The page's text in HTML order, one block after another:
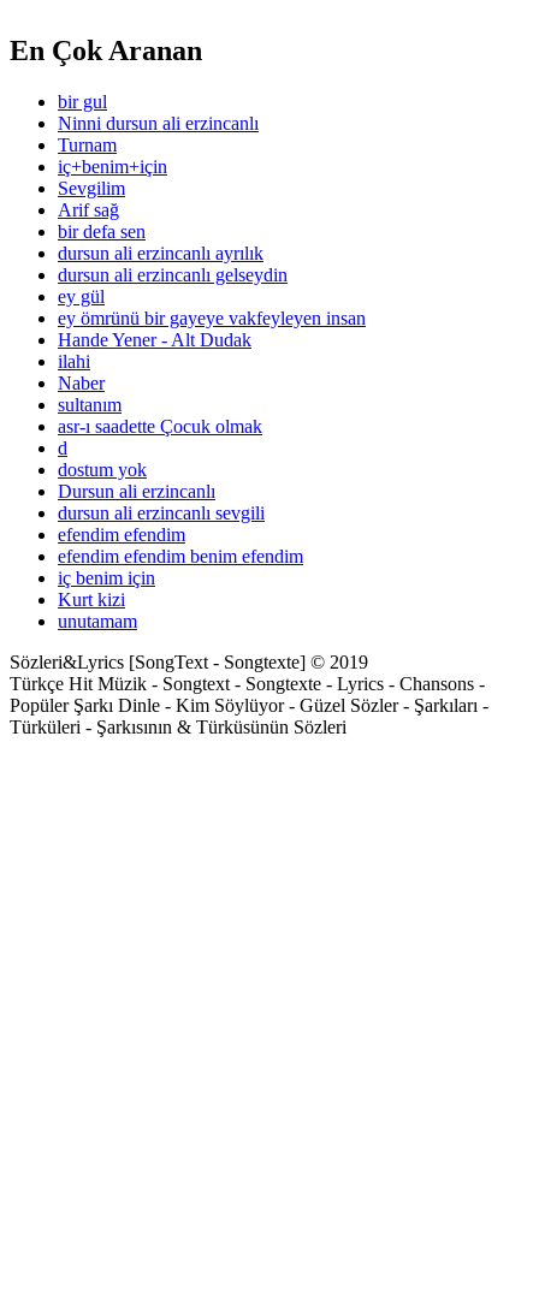
En Çok Aranan
bir gul
Ninni dursun ali erzincanlı
Turnam
iç+benim+için
Sevgilim
Arif sağ
bir defa sen
dursun ali erzincanlı ayrılık
dursun ali erzincanlı gelseydin
ey gül
ey ömrünü bir gayeye vakfeyleyen insan
Hande Yener - Alt Dudak
ilahi
Naber
sultanım
asr-ı saadette Çocuk olmak
d
dostum yok
Dursun ali erzincanlı
dursun ali erzincanlı sevgili
efendim efendim
efendim efendim benim efendim
iç benim için
Kurt kizi
unutamam
Sözleri&Lyrics [SongText - Songtexte] © 2019
Türkçe Hit Müzik - Songtext - Songtexte - Lyrics - Chansons -
Popüler Şarkı Dinle - Kim Söylüyor - Güzel Sözler - Şarkıları -
Türküleri - Şarkısının & Türküsünün Sözleri